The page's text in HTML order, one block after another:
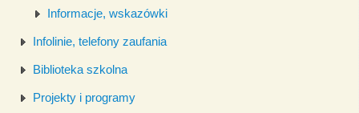
Informacje, wskazówki
Infolinie, telefony zaufania
Biblioteka szkolna
Projekty i programy